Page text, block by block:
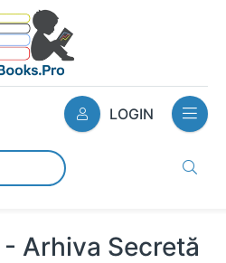
LOGIN
Arhiva Secretă